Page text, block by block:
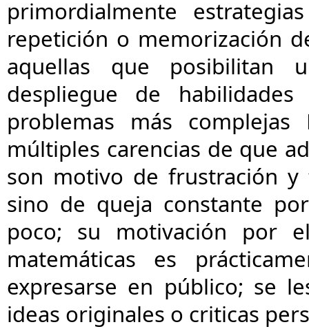
primordialmente
repetición o memorización
aquellas que posibilitan
despliegue de
problemas más
múltiples carencias de que
son motivo de frustración y
sino de queja constante
poco; su motivación por
matemáticas es
expresarse en público; se
ideas originales o criticas